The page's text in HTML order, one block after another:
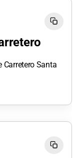
Carretero Santa